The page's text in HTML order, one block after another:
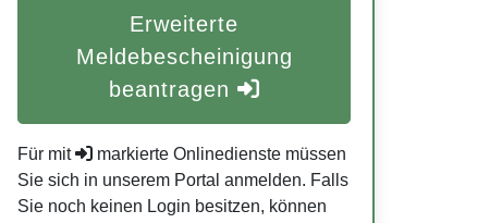
Erweiterte
Meldebescheinigung
beantragen
Für mit
markierte Onlinedienste müssen
Sie sich in unserem Portal anmelden. Falls
Sie noch keinen Login besitzen, können